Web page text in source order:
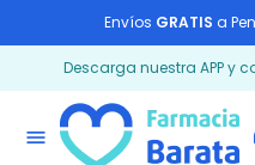
Envíos GRATIS a
Descarga nuestra APP y
menu